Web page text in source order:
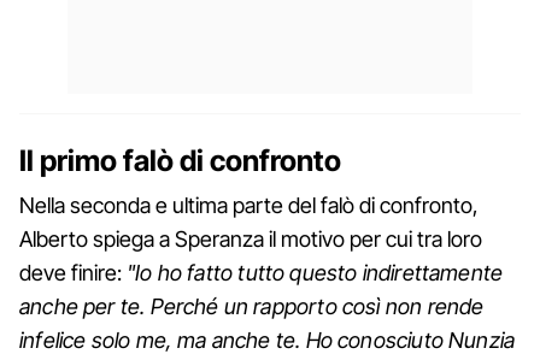
Il primo falò di confronto
Nella seconda e ultima parte del falò di confronto,
Alberto spiega a Speranza il motivo per cui tra loro
deve finire: "Io ho fatto tutto questo indirettamente
anche per te. Perché un rapporto così non rende
infelice solo me, ma anche te. Ho conosciuto Nunzia